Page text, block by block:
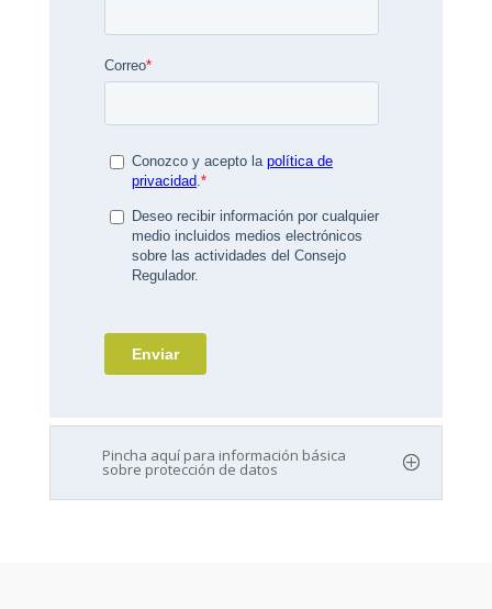
Pincha aquí para información básica
sobre protección de datos